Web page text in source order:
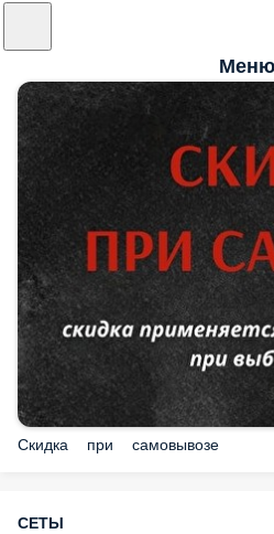
Меню
Скидка при самовывозе
СЕТЫ